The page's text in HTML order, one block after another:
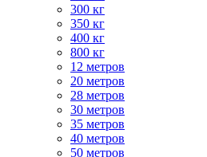
300 кг
350 кг
400 кг
800 кг
12 метров
20 метров
28 метров
30 метров
35 метров
40 метров
50 метров